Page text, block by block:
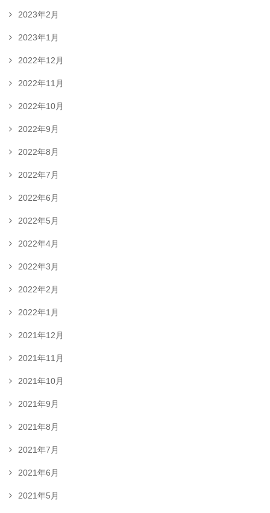
2023年2月
2023年1月
2022年12月
2022年11月
2022年10月
2022年9月
2022年8月
2022年7月
2022年6月
2022年5月
2022年4月
2022年3月
2022年2月
2022年1月
2021年12月
2021年11月
2021年10月
2021年9月
2021年8月
2021年7月
2021年6月
2021年5月